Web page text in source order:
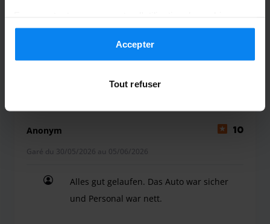
conformément aux règles en vigueur dans votre pays,
mais vous pouvez modifier vos paramètres à tout
moment. Pour plus de détails, consultez notrePolitique
Accepter
Tout refuser
Anonym 10
Garé du 30/05/2026 au 05/06/2026
Alles gut gelaufen. Das Auto war sicher
und Personal war nett.